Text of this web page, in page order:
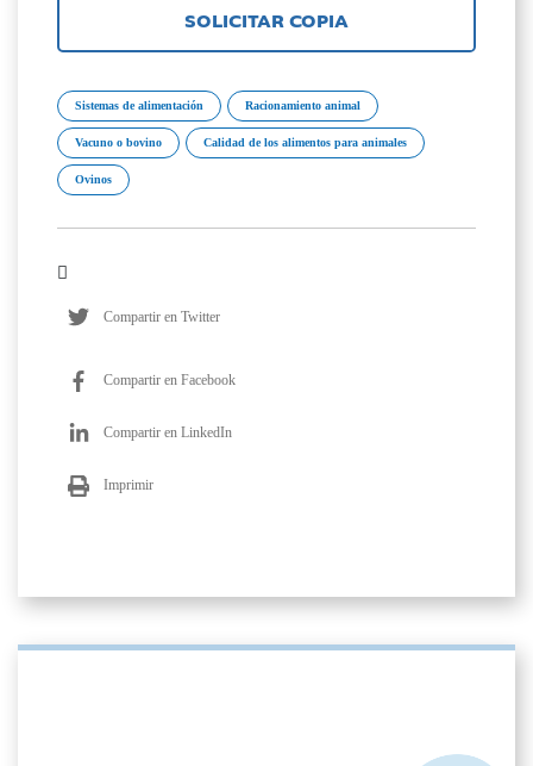
SOLICITAR COPIA
Sistemas de alimentación Racionamiento animal
Vacuno o bovino Calidad de los alimentos para animales
Ovinos
Compartir en Twitter
Compartir en Facebook
Compartir en LinkedIn
Imprimir